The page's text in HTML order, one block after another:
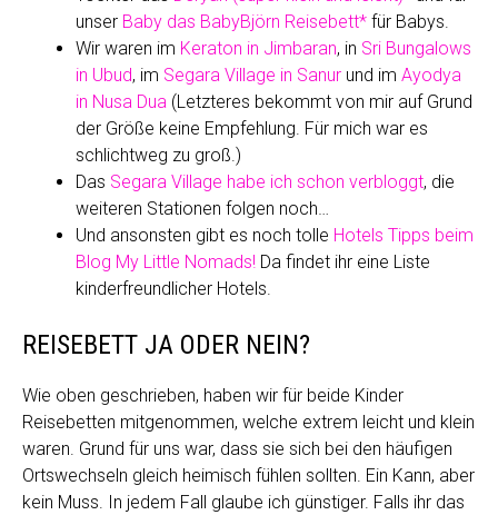
unser Baby das BabyBjörn Reisebett* für Babys.
Wir waren im Keraton in Jimbaran, in Sri Bungalows
in Ubud, im Segara Village in Sanur und im Ayodya
in Nusa Dua (Letzteres bekommt von mir auf Grund
der Größe keine Empfehlung. Für mich war es
schlichtweg zu groß.)
Das Segara Village habe ich schon verbloggt, die
weiteren Stationen folgen noch…
Und ansonsten gibt es noch tolle Hotels Tipps beim
Blog My Little Nomads! Da findet ihr eine Liste
kinderfreundlicher Hotels.
REISEBETT JA ODER NEIN?
Wie oben geschrieben, haben wir für beide Kinder
Reisebetten mitgenommen, welche extrem leicht und klein
waren. Grund für uns war, dass sie sich bei den häufigen
Ortswechseln gleich heimisch fühlen sollten. Ein Kann, aber
kein Muss. In jedem Fall glaube ich günstiger. Falls ihr das